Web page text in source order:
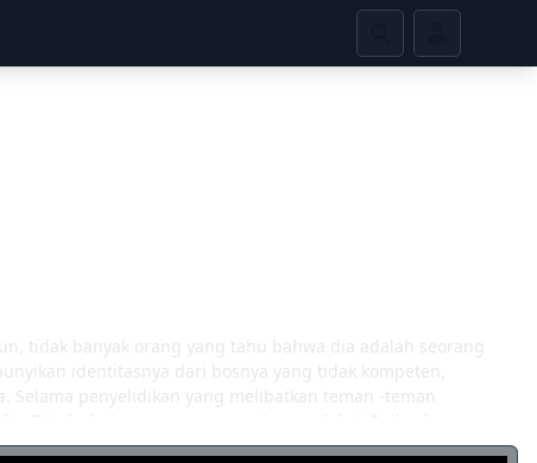
tidak banyak orang yang tahu bahwa dia adalah seorang
identitasnya dari bosnya yang tidak kompeten,
Selama penyelidikan yang melibatkan teman -teman
Entah dari mana, seorang pria mendekati Reiko dan
Reiko menceritakan kepadanya tentang